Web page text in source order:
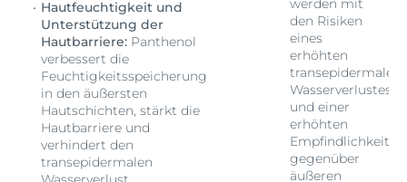
Hautfeuchtigkeit und
Unterstützung der
Hautbarriere:Panthenol
verbessert die
Feuchtigkeitsspeicherung
in den äußersten
Hautschichten, stärkt die
Hautbarriere und
verhindert den
transepidermalen
werden mit
den Risiken
eines
erhöhten
transepidermalen
Wasserverlustes
und einer
erhöhten
Empfindlichkeit
gegenüber
äußeren